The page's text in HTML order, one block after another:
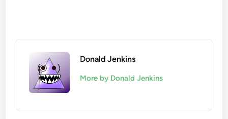
Donald Jenkins
More by Donald Jenkins